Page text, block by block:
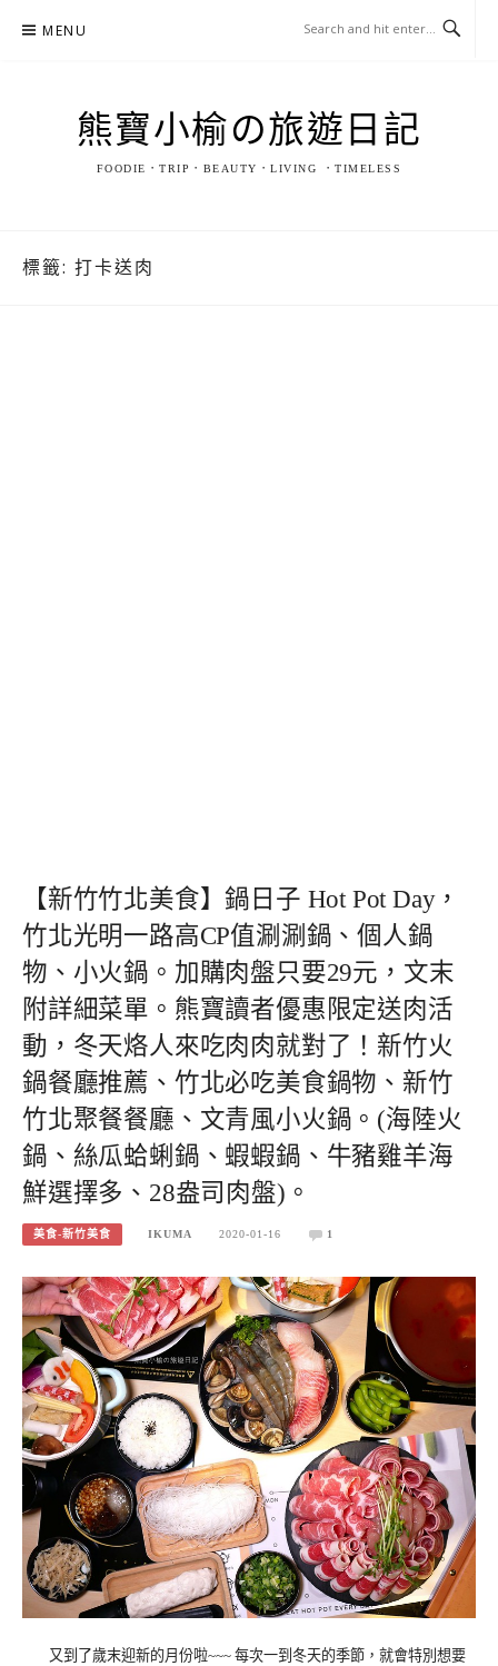
MENU
熊寶小榆の旅遊日記
FOODIE．TRIP．BEAUTY．LIVING ．TIMELESS
標籤: 打卡送肉
【新竹竹北美食】鍋日子 Hot Pot Day，
竹北光明一路高CP值涮涮鍋、個人鍋
物、小火鍋。加購肉盤只要29元，文末
附詳細菜單。熊寶讀者優惠限定送肉活
動，冬天烙人來吃肉肉就對了！新竹火
鍋餐廳推薦、竹北必吃美食鍋物、新竹
竹北聚餐餐廳、文青風小火鍋。(海陸火
鍋、絲瓜蛤蜊鍋、蝦蝦鍋、牛豬雞羊海
鮮選擇多、28盎司肉盤)。
美食-新竹美食 IKUMA 2020-01-16 1
又到了歲末迎新的月份啦~~~ 每次一到冬天的季節，就會特別想要